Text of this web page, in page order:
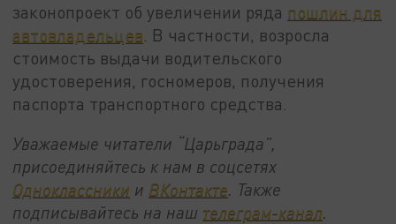
законопроект об увеличении ряда пошлин для
автовладельцев . В частности, возросла
стоимость выдачи водительского
удостоверения, госномеров, получения
паспорта транспортного средства.
Уважаемые читатели “Царьграда”,
присоединяйтесь к нам в соцсетях
Одноклассники и ВКонтакте. Также
подписывайтесь на наш телеграм-канал.